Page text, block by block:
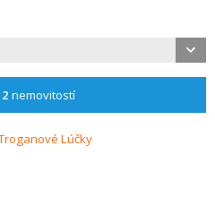
2 nemovitostí